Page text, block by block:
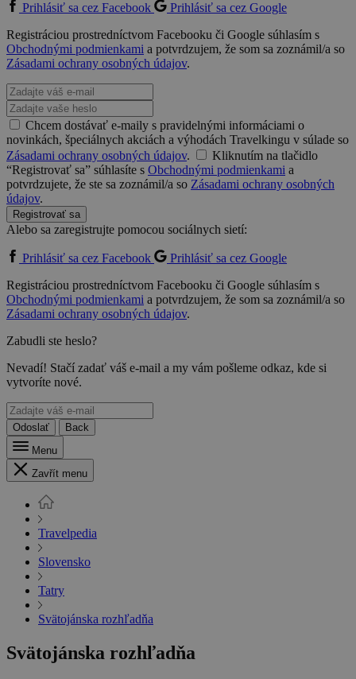
Prihlásiť sa cez Facebook
Prihlásiť sa cez Google
Registráciou prostredníctvom Facebooku či Google súhlasím s
Obchodnými podmienkami a potvrdzujem, že som sa zoznámil/a so
Zásadami ochrany osobných údajov.
Chcem dostávať e-maily s pravidelnými informáciami o
novinkách, špeciálnych akciách a výhodách Travelkingu v súlade so
Zásadami ochrany osobných údajov.
Kliknutím na tlačidlo
“Registrovať sa” súhlasíte s Obchodnými podmienkami a
potvrdzujete, že ste sa zoznámil/a so Zásadami ochrany osobných
údajov.
Registrovať sa
Alebo sa zaregistrujte pomocou sociálnych sietí:
Prihlásiť sa cez Facebook
Prihlásiť sa cez Google
Registráciou prostredníctvom Facebooku či Google súhlasím s
Obchodnými podmienkami a potvrdzujem, že som sa zoznámil/a so
Zásadami ochrany osobných údajov.
Zabudli ste heslo?
Nevadí! Stačí zadať váš e-mail a my vám pošleme odkaz, kde si
vytvoríte nové.
Odoslať
Back
Menu
Zavřít menu
Travelpedia
Slovensko
Tatry
Svätojánska rozhľadňa
Svätojánska rozhľadňa